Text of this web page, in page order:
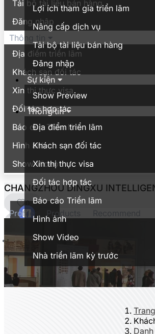
Lợi ích tham gia triển lãm
Nâng cấp dịch vụ
Tải bộ tài liệu bán hàng
Đăng nhập
Sự kiện
Show Preview
Thông tin
Địa điểm triển lãm
Khách sạn đối tác
Xin thị thực visa
Đối tác hợp tác
Báo cáo Triển lãm
Hình ảnh
Show Video
Nhà triển lãm kỳ trước
Tải bộ tài liệu bán hàng
Đăng nhập
Thông tin
Địa điểm triển lãm
Khách sạn đối tác
Xin thị thực visa
Đối tác hợp tác
Báo cáo Triển lãm
Hình ảnh
Show Video
CHANGZHOU DINGXU
0
Profile Products